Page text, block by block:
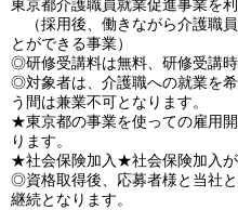
東京都介護職員就業促進事業を
（採用後、働きながら介護職
とができる事業）
◎研修受講料は無料、研修受講時
◎対象者は、介護職への就業を
う間は兼業不可となります。
★東京都の事業を使っての雇用
ります。
★社会保険加入★社会保険加入が
◎資格取得後、応募者様と当社
継続となります。